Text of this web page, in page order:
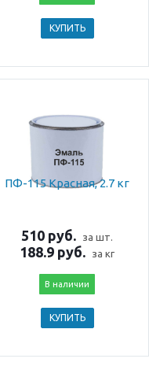
КУПИТЬ
ПФ-115 Красная, 2.7 кг
510 руб. за шт.
188.9 руб. за кг
В наличии
КУПИТЬ